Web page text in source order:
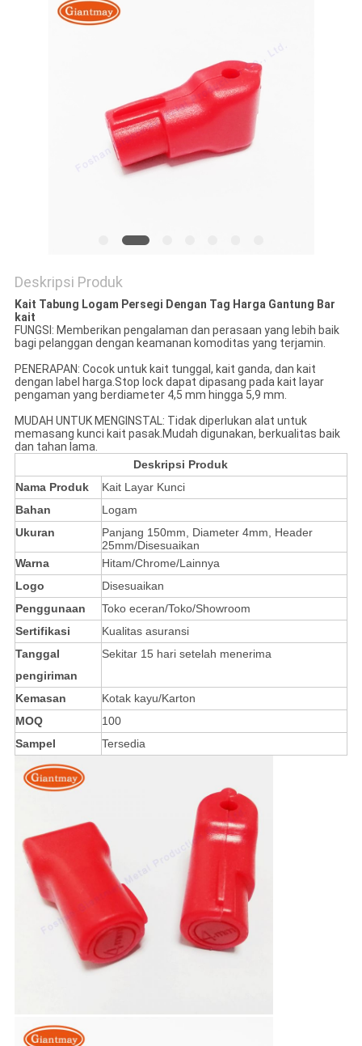
Deskripsi Produk
Kait Tabung Logam Persegi Dengan Tag Harga Gantung Bar
kait
FUNGSI: Memberikan pengalaman dan perasaan yang lebih baik
bagi pelanggan dengan keamanan komoditas yang terjamin.
PENERAPAN: Cocok untuk kait tunggal, kait ganda, dan kait
dengan label harga.Stop lock dapat dipasang pada kait layar
pengaman yang berdiameter 4,5 mm hingga 5,9 mm.
MUDAH UNTUK MENGINSTAL: Tidak diperlukan alat untuk
memasang kunci kait pasak.Mudah digunakan, berkualitas baik
dan tahan lama.
Deskripsi Produk
Nama Produk
Kait Layar Kunci
Bahan
Logam
Ukuran
Panjang 150mm, Diameter 4mm, Header
25mm/Disesuaikan
Warna
Hitam/Chrome/Lainnya
Logo
Disesuaikan
Penggunaan
Toko eceran/Toko/Showroom
Sertifikasi
Kualitas asuransi
Tanggal
pengiriman
Sekitar 15 hari setelah menerima
Kemasan
Kotak kayu/Karton
MOQ
100
Sampel
Tersedia